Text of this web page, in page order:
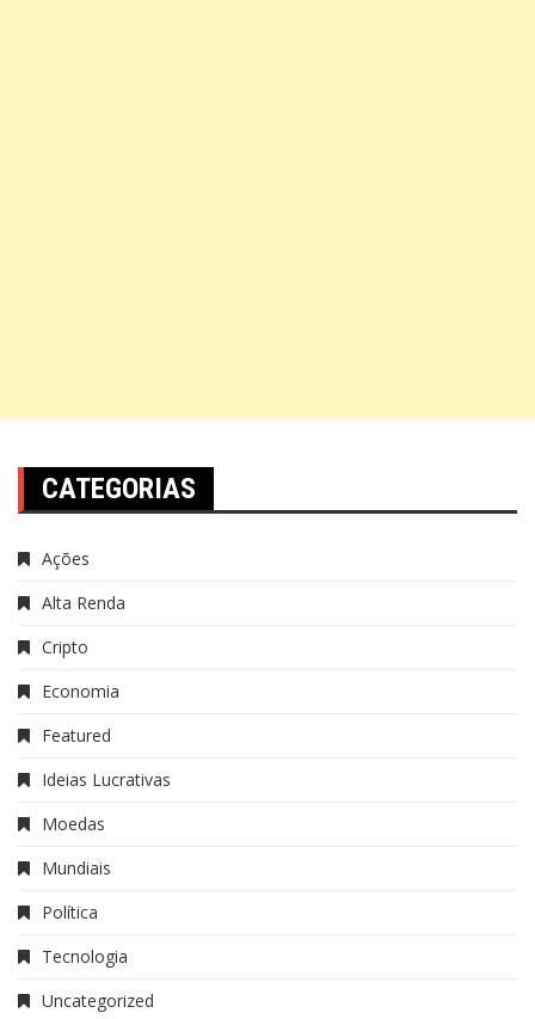
CATEGORIAS
Ações
Alta Renda
Cripto
Economia
Featured
Ideias Lucrativas
Moedas
Mundiais
Política
Tecnologia
Uncategorized